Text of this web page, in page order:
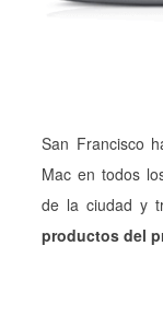
San Francisco
Mac en todos
de la ciudad y
productos del